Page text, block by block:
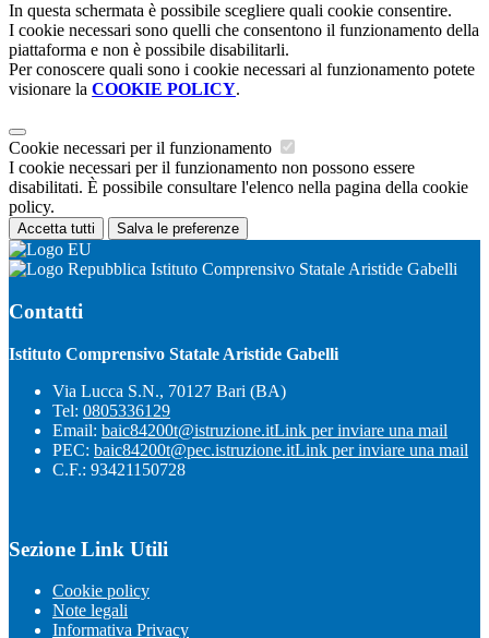
In questa schermata è possibile scegliere quali cookie consentire.
I cookie necessari sono quelli che consentono il funzionamento della
piattaforma e non è possibile disabilitarli.
Per conoscere quali sono i cookie necessari al funzionamento potete
visionare la COOKIE POLICY.
Cookie necessari per il funzionamento
I cookie necessari per il funzionamento non possono essere
disabilitati. È possibile consultare l'elenco nella pagina della cookie
policy.
Accetta tutti Salva le preferenze
Istituto Comprensivo Statale Aristide Gabelli
Contatti
Istituto Comprensivo Statale Aristide Gabelli
Via Lucca S.N., 70127 Bari (BA)
Tel: 0805336129
Email: baic84200t@istruzione.itLink per inviare una mail
PEC: baic84200t@pec.istruzione.itLink per inviare una mail
C.F.: 93421150728
Sezione Link Utili
Cookie policy
Note legali
Informativa Privacy